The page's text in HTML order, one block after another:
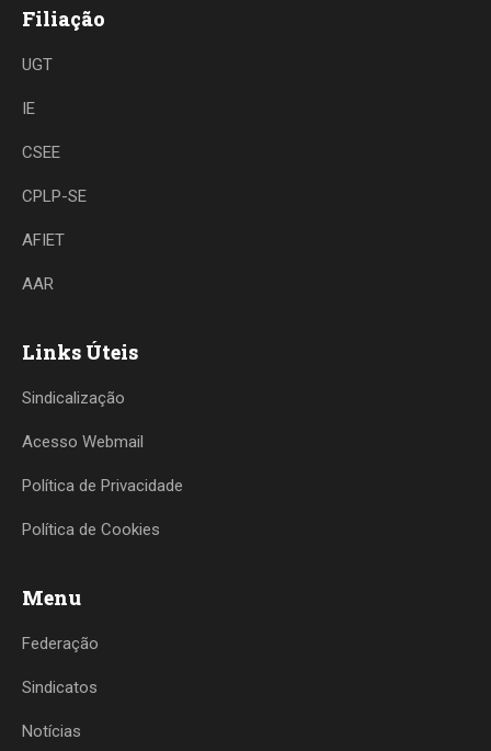
Filiação
UGT
IE
CSEE
CPLP-SE
AFIET
AAR
Links Úteis
Sindicalização
Acesso Webmail
Política de Privacidade
Política de Cookies
Menu
Federação
Sindicatos
Notícias